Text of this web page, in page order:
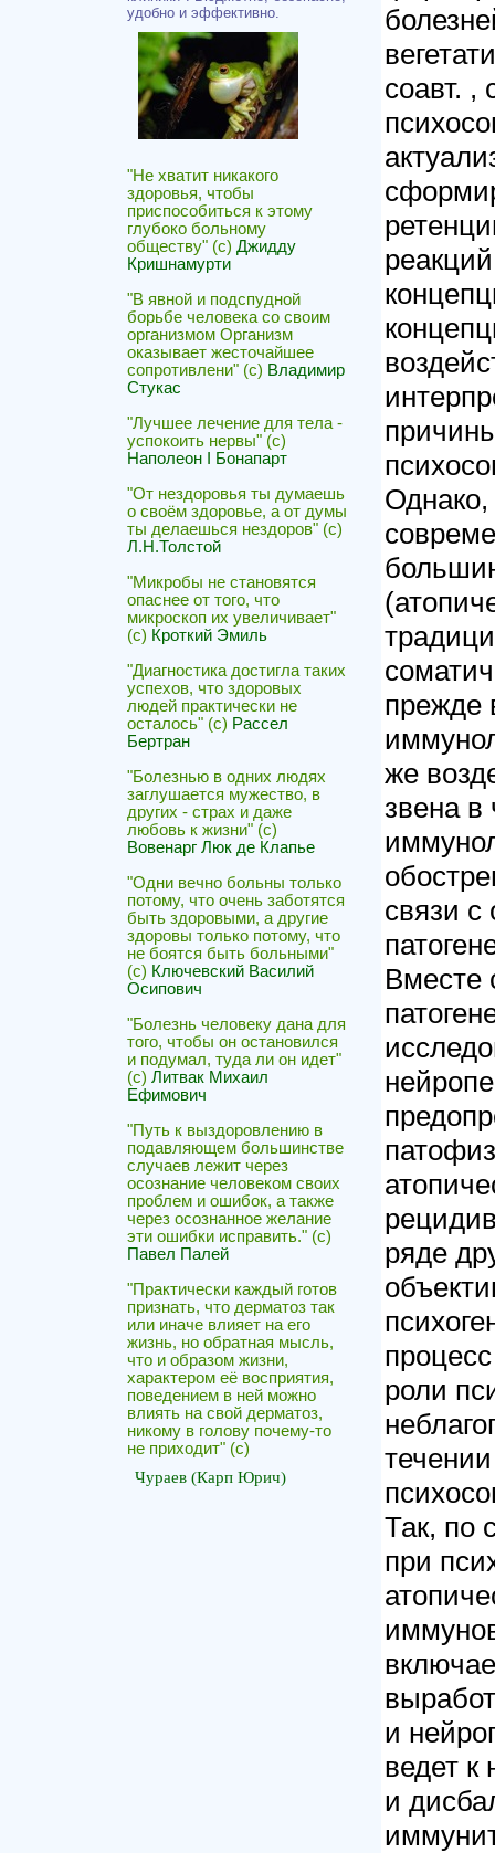
удобно и эффективно.
"Не хватит никакого
здоровья, чтобы
приспособиться к этому
глубоко больному
обществу" (с) Джидду
Кришнамурти
"В явной и подспудной
борьбе человека со своим
организмом Организм
оказывает жесточайшее
сопротивлени" (с) Владимир
Стукас
"Лучшее лечение для тела -
успокоить нервы" (с)
Наполеон I Бонапарт
"От нездоровья ты думаешь
о своём здоровье, а от думы
ты делаешься нездоров" (с)
Л.Н.Толстой
"Микробы не становятся
опаснее от того, что
микроскоп их увеличивает"
(с) Кроткий Эмиль
"Диагностика достигла таких
успехов, что здоровых
людей практически не
осталось" (с) Рассел
Бертран
"Болезнью в одних людях
заглушается мужество, в
других - страх и даже
любовь к жизни" (с)
Вовенарг Люк де Клапье
"Одни вечно больны только
потому, что очень заботятся
быть здоровыми, а другие
здоровы только потому, что
не боятся быть больными"
(с) Ключевский Василий
Осипович
"Болезнь человеку дана для
того, чтобы он остановился
и подумал, туда ли он идет"
(с) Литвак Михаил
Ефимович
"Путь к выздоровлению в
подавляющем большинстве
случаев лежит через
осознание человеком своих
проблем и ошибок, а также
через осознанное желание
эти ошибки исправить." (с)
Павел Палей
"Практически каждый готов
признать, что дерматоз так
или иначе влияет на его
жизнь, но обратная мысль,
что и образом жизни,
характером её восприятия,
поведением в ней можно
влиять на свой дерматоз,
никому в голову почему-то
не приходит" (c)
Чураев (Карп Юрич)
соавт.
Однако,
прежде
же
звена в
связи
Вместе
ряде
роли
Так, по
при
и
ведет к
и